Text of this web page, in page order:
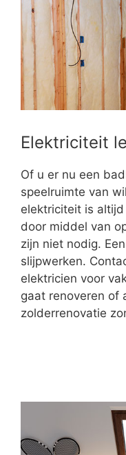
Elektriciteit
Of u er nu een
speelruimte van
elektriciteit is
door middel van
zijn niet nodig.
slijpwerken.
elektricien voor
gaat renoveren of
zolderrenovatie